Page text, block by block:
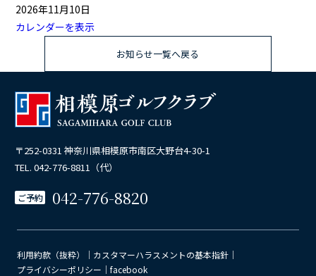
2026年11月10日
カレンダーを表示
お知らせ一覧へ戻る
〒252-0331 神奈川県相模原市南区大野台4-30-1
TEL. 042-776-8811（代）
ご予約 042-776-8820
利用約款（抜粋） ｜ カスタマーハラスメントの基本指針 ｜
プライバシーポリシー ｜ facebook